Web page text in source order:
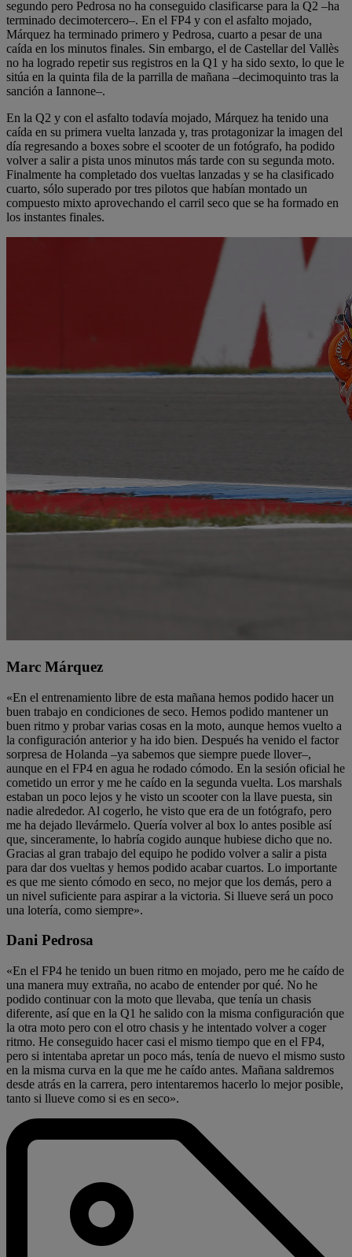
segundo pero Pedrosa no ha conseguido clasificarse para la Q2 –ha
terminado decimotercero–. En el FP4 y con el asfalto mojado,
Márquez ha terminado primero y Pedrosa, cuarto a pesar de una
caída en los minutos finales. Sin embargo, el de Castellar del Vallès
no ha logrado repetir sus registros en la Q1 y ha sido sexto, lo que le
sitúa en la quinta fila de la parrilla de mañana –decimoquinto tras la
sanción a Iannone–.
En la Q2 y con el asfalto todavía mojado, Márquez ha tenido una
caída en su primera vuelta lanzada y, tras protagonizar la imagen del
día regresando a boxes sobre el scooter de un fotógrafo, ha podido
volver a salir a pista unos minutos más tarde con su segunda moto.
Finalmente ha completado dos vueltas lanzadas y se ha clasificado
cuarto, sólo superado por tres pilotos que habían montado un
compuesto mixto aprovechando el carril seco que se ha formado en
los instantes finales.
Marc Márquez
«En el entrenamiento libre de esta mañana hemos podido hacer un
buen trabajo en condiciones de seco. Hemos podido mantener un
buen ritmo y probar varias cosas en la moto, aunque hemos vuelto a
la configuración anterior y ha ido bien. Después ha venido el factor
sorpresa de Holanda –ya sabemos que siempre puede llover–,
aunque en el FP4 en agua he rodado cómodo. En la sesión oficial he
cometido un error y me he caído en la segunda vuelta. Los marshals
estaban un poco lejos y he visto un scooter con la llave puesta, sin
nadie alrededor. Al cogerlo, he visto que era de un fotógrafo, pero
me ha dejado llevármelo. Quería volver al box lo antes posible así
que, sinceramente, lo habría cogido aunque hubiese dicho que no.
Gracias al gran trabajo del equipo he podido volver a salir a pista
para dar dos vueltas y hemos podido acabar cuartos. Lo importante
es que me siento cómodo en seco, no mejor que los demás, pero a
un nivel suficiente para aspirar a la victoria. Si llueve será un poco
una lotería, como siempre».
Dani Pedrosa
«En el FP4 he tenido un buen ritmo en mojado, pero me he caído de
una manera muy extraña, no acabo de entender por qué. No he
podido continuar con la moto que llevaba, que tenía un chasis
diferente, así que en la Q1 he salido con la misma configuración que
la otra moto pero con el otro chasis y he intentado volver a coger
ritmo. He conseguido hacer casi el mismo tiempo que en el FP4,
pero si intentaba apretar un poco más, tenía de nuevo el mismo susto
en la misma curva en la que me he caído antes. Mañana saldremos
desde atrás en la carrera, pero intentaremos hacerlo lo mejor posible,
tanto si llueve como si es en seco».